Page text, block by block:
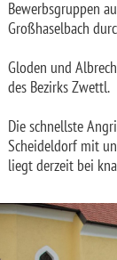
Bewerbsgruppen
Großhaselbach
Gloden und
des Bezirks Zwettl.
Die schnellste
Scheideldorf mit
liegt derzeit bei